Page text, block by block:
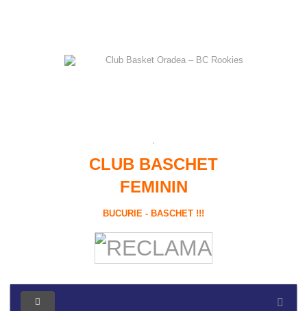
CLUB BASCHET
FEMININ
BUCURIE - BASCHET !!!